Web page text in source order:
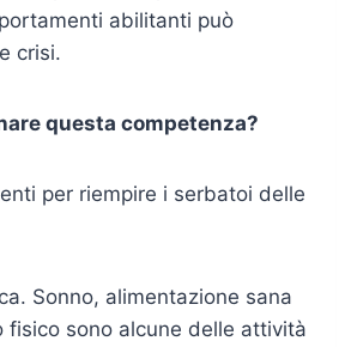
abilitanti può
crisi.
questa competenza?
per riempire i serbatoi delle
Sonno, alimentazione sana
fisico sono alcune delle attività